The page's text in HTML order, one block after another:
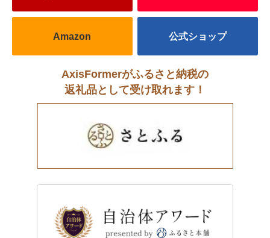
Amazon 公式ショップ
AxisFormerがふるさと納税の
返礼品として受け取れます！